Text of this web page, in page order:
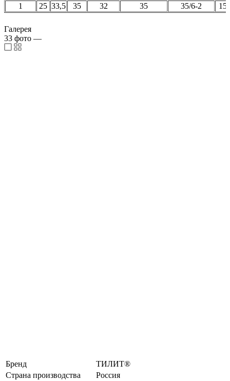
1 25 33,5 35 32 35 35/6-2
Галерея
33 фото —
Бренд
ТИЛИТ®
Страна производства
Россия